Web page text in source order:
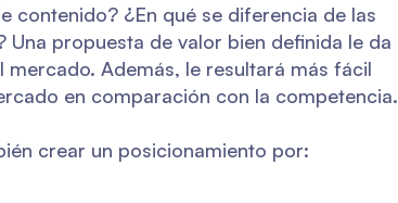
contenido? ¿En qué se diferencia de las
propuesta de valor bien definida le da
Además, le resultará más fácil
en comparación con la competencia.
crear un posicionamiento por: